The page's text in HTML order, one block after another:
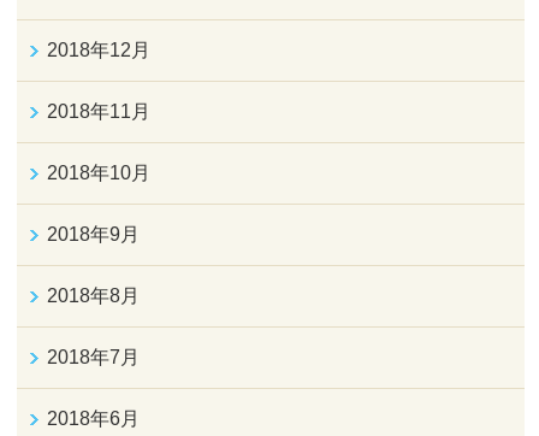
2018年12月
2018年11月
2018年10月
2018年9月
2018年8月
2018年7月
2018年6月